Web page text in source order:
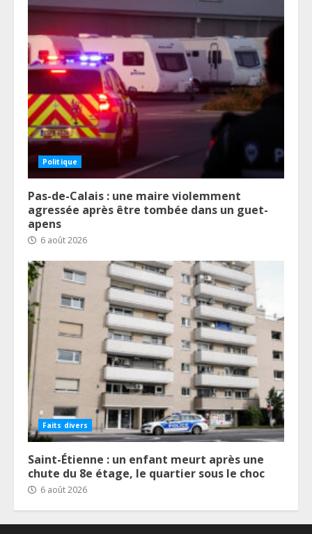
Politique
Pas-de-Calais : une maire violemment
agressée après être tombée dans un guet-
apens
6 août 2026
Faits divers
Saint-Étienne : un enfant meurt après une
chute du 8e étage, le quartier sous le choc
6 août 2026